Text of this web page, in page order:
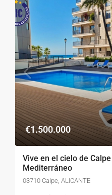
€1.500.000
Vive en el cielo de
Mediterráneo
03710 Calpe, ALICANTE